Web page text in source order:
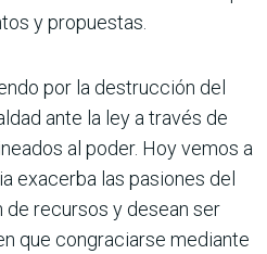
y propuestas.
por la destrucción del
ante la ley a través de
al poder. Hoy vemos a
exacerba las pasiones del
de recursos y desean ser
que congraciarse mediante